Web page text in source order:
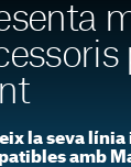
la seva línia
amb